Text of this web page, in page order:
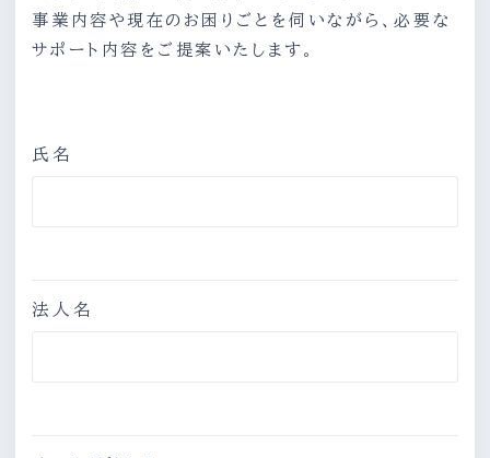
事業内容や現在のお困りごとを伺いながら、必要な
サポート内容をご提案いたします。
氏名
法人名